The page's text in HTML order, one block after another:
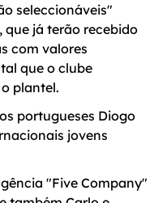
seleccionáveis"
que já terão recebido
com valores
que o clube
plantel.
portugueses Diogo
jovens
"Five Company"